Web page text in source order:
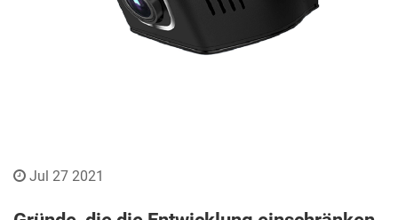
Jul 27 2021